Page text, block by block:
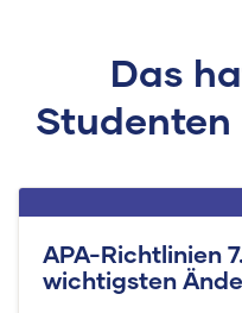
Das
APA-Richtlinien
wichtigsten